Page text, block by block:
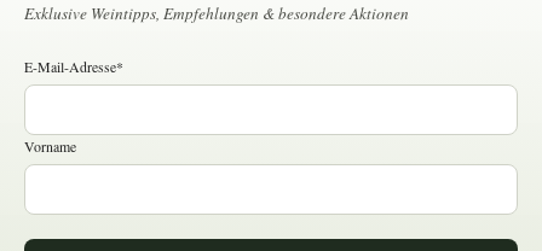
Exklusive Weintipps, Empfehlungen & besondere Aktionen
E-Mail-Adresse*
Vorname